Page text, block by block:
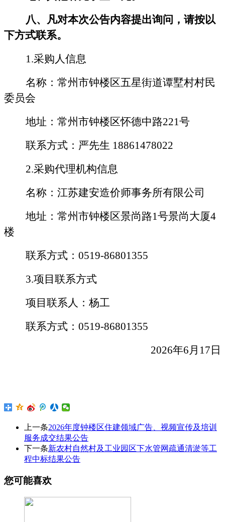
八、凡对本次公告内容提出询问，请按以
下方式联系。
1.采购人信息
名称：常州市钟楼区五星街道谭墅村村民
委员会
地址： 常州市钟楼区怀德中路221号
联系方式： 严先生 18861478022
2.采购代理机构信息
名称：江苏建安造价师事务所有限公司
地址：常州市钟楼区景尚路1号景尚大厦4
楼
联系方式： 0519-86801355
3.项目联系方式
项目联系人：杨工
联系方式： 0519-86801355
2026年6月17日
上一条2026年度钟楼区住建领域广告、视频宣传及培训
服务成交结果公告
下一条新农村自然村及工业园区下水管网疏通清淤等工
程中标结果公告
您可能喜欢